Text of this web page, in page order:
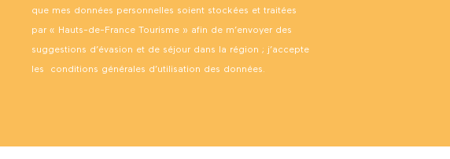
que mes données personnelles soient stockées et traitées
par « Hauts-de-France Tourisme » afin de m’envoyer des
suggestions d’évasion et de séjour dans la région ; j’accepte
les conditions générales d’utilisation des données.